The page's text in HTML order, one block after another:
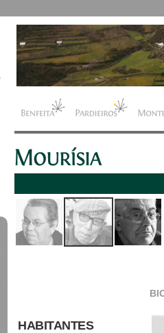
HABITANTES